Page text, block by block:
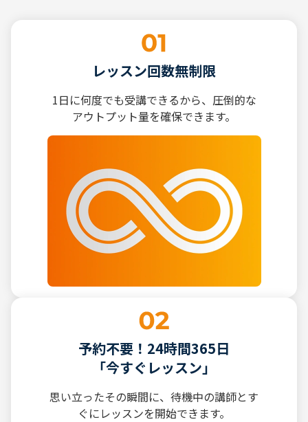
レッスン回数無制限
1日に何度でも受講できるから、圧倒的な
アウトプット量を確保できます。
予約不要！24時間365日
「今すぐレッスン」
思い立ったその瞬間に、待機中の講師とす
ぐにレッスンを開始できます。